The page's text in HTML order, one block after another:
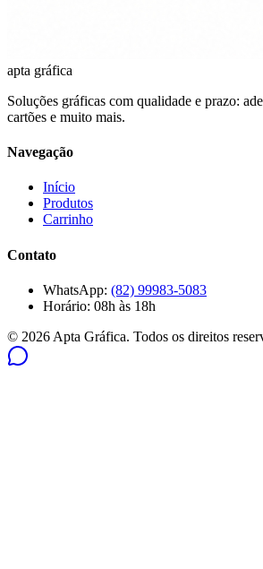
apta gráfica
Soluções gráficas com qualidade e prazo:
cartões e muito mais.
Navegação
Início
Produtos
Carrinho
Contato
WhatsApp: (82) 99983-5083
Horário: 08h às 18h
© 2026 Apta Gráfica. Todos os direitos